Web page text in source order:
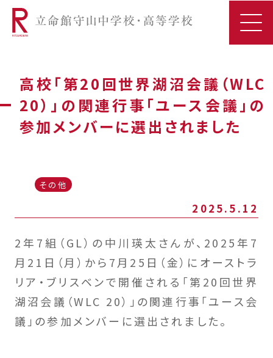
高校「第20回世界湖沼会議（WLC
20）」の関連行事「ユース会議」の
参加メンバーに選出されました
その他
2025.5.12
2年7組（GL）の中川瑛太さんが、2025年7
月21日（月）から7月25日（金）にオーストラ
リア・ブリスベンで開催される「第20回世界
湖沼会議（WLC 20）」の関連行事「ユース会
議」の参加メンバーに選出されました。